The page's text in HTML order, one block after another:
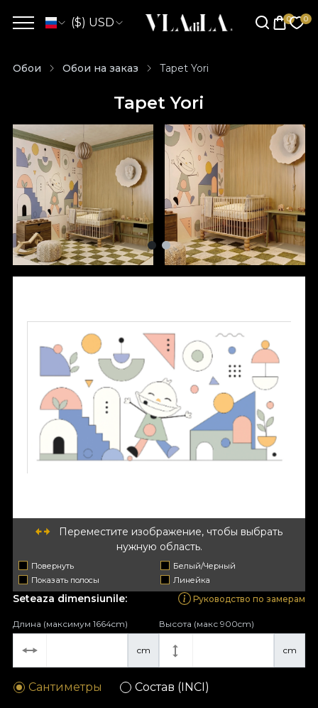
($) USD
Обои Обои на заказ Tapet Yori
Tapet Yori
Переместите изображение, чтобы выбрать
нужную область.
Повернуть
Белый/Черный
Показать полосы
Линейка
Seteaza dimensiunile: Руководство по замерам
cm
Длина (максимум 1664cm)
cm
Высота (макс 900cm)
Сантиметры Состав (INCI)